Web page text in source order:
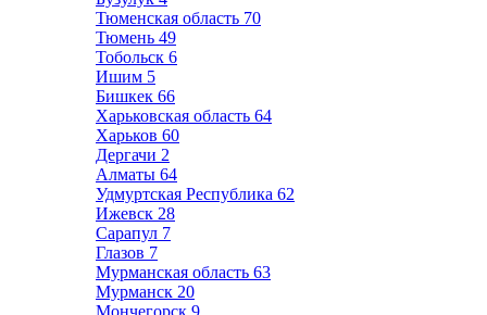
Тюменская область 70
Тюмень 49
Тобольск 6
Ишим 5
Бишкек 66
Харьковская область 64
Харьков 60
Дергачи 2
Алматы 64
Удмуртская Республика 62
Ижевск 28
Сарапул 7
Глазов 7
Мурманская область 63
Мурманск 20
Мончегорск 9